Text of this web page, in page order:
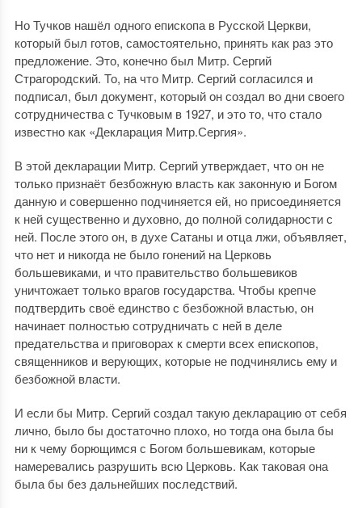
Но Тучков нашёл одного епископа в Русской Церкви,
который был готов, самостоятельно, принять как раз это
предложение. Это, конечно был Митр. Сергий
Страгородский. То, на что Митр. Сергий согласился и
подписал, был документ, который он создал во дни своего
сотрудничества с Тучковым в 1927, и это то, что стало
известно как «Декларация Митр.Сергия».
В этой декларации Митр. Сергий утверждает, что он не
только признаёт безбожную власть как законную и Богом
данную и совершенно подчиняется ей, но присоединяется
к ней существенно и духовно, до полной солидарности с
ней. После этого он, в духе Сатаны и отца лжи, объявляет,
что нет и никогда не было гонений на Церковь
большевиками, и что правительство большевиков
уничтожает только врагов государства. Чтобы крепче
подтвердить своё единство с безбожной властью, он
начинает полностью сотрудничать с ней в деле
предательства и приговорах к смерти всех епископов,
священников и верующих, которые не подчинялись ему и
безбожной власти.
И если бы Митр. Сергий создал такую декларацию от себя
лично, было бы достаточно плохо, но тогда она была бы
ни к чему борющимся с Богом большевикам, которые
намеревались разрушить всю Церковь. Как таковая она
была бы без дальнейших последствий.